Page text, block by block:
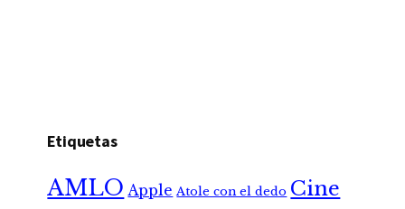
Etiquetas
AMLO Apple Atole con el dedo Cine